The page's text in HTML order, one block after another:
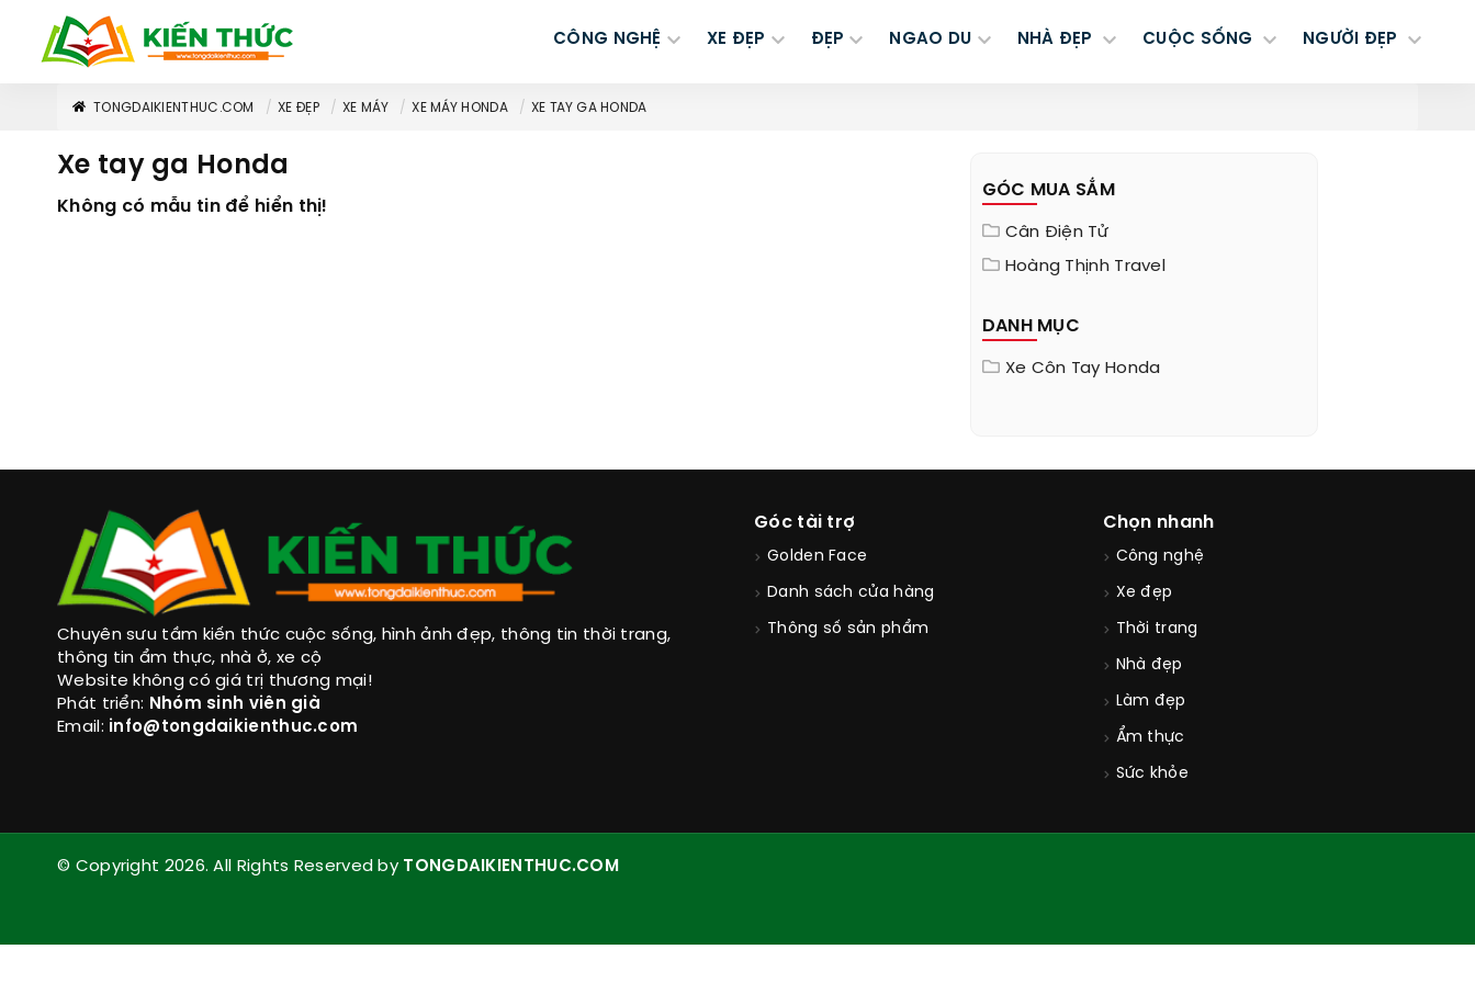
CÔNG NGHỆ XE ĐẸP ĐẸP NGAO DU NHÀ ĐẸP CUỘC SỐNG NGƯỜI ĐẸP
TONGDAIKIENTHUC.COM XE ĐẸP XE MÁY XE MÁY HONDA XE TAY GA HONDA
Xe tay ga Honda
Không có mẫu tin để hiển thị!
GÓC MUA SẮM
Cân Điện Tử
Hoàng Thịnh Travel
DANH MỤC
Xe Côn Tay Honda
Chuyên sưu tầm kiến thức cuộc sống, hình ảnh đẹp, thông tin thời trang,
thông tin ẩm thực, nhà ở, xe cộ
Website không có giá trị thương mại!
Phát triển: Nhóm sinh viên già
Email: info@tongdaikienthuc.com
Góc tài trợ
Golden Face
Danh sách cửa hàng
Thông số sản phẩm
Chọn nhanh
Công nghệ
Xe đẹp
Thời trang
Nhà đẹp
Làm đẹp
Ẩm thực
Sức khỏe
© Copyright 2026. All Rights Reserved by TONGDAIKIENTHUC.COM